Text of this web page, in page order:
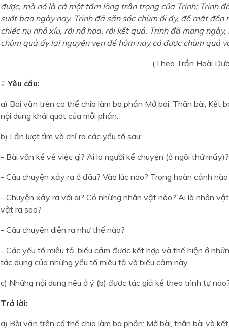
được, mà nó là cả một tấm lòng trân trọng của Trinh; Trinh
suốt bao ngày nay. Trinh đã săn sóc chùm ổi ấy, để mắt đến
chiếc nụ nhỏ xíu, rồi nở hoa, rồi kết quả. Trinh đã mong
chùm quả ấy lại nguyên vẹn để hôm nay có được chùm quả
(Theo Trần Hoài
❔Yêu cầu:
a) Bài văn trên có thể chia làm ba phần Mở bài, Thân bài, Kết
nội dung khái quát của mỗi phần.
b) Lần lượt tìm và chỉ ra các yếu tố sau:
- Bài văn kể về việc gì? Ai là người kể chuyện (ở ngôi thứ mấy)?
- Câu chuyện xảy ra ở đâu? Vào lúc nào? Trong hoàn cảnh
- Chuyện xảy ra với ai? Có những nhân vật nào? Ai là nhân
vật ra sao?
- Câu chuyện diễn ra như thế nào?
- Các yếu tố miêu tả, biểu cảm được kết hợp và thể hiện ở
tác dụng của những yếu tố miêu tả và biểu cảm này.
c) Những nội dung nêu ở ý (b) được tác giả kể theo trình tự
Trả lời:
a) Bài văn trên có thể chia làm ba phần: Mở bài, thân bài và kết